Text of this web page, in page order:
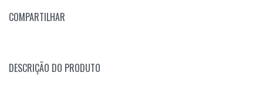
COMPARTILHAR
DESCRIÇÃO DO PRODUTO